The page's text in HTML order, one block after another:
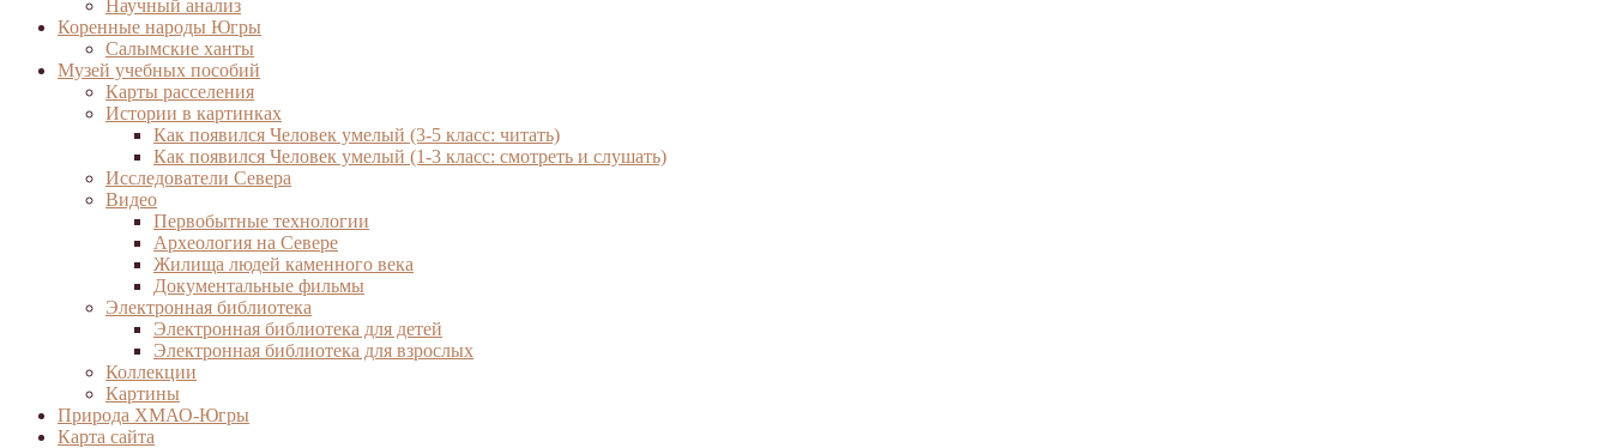
Научный анализ
Коренные народы Югры
Салымские ханты
Музей учебных пособий
Карты расселения
Истории в картинках
Как появился Человек умелый (3-5 класс: читать)
Как появился Человек умелый (1-3 класс: смотреть и слушать)
Исследователи Севера
Видео
Первобытные технологии
Археология на Севере
Жилища людей каменного века
Документальные фильмы
Электронная библиотека
Электронная библиотека для детей
Электронная библиотека для взрослых
Коллекции
Картины
Природа ХМАО-Югры
Карта сайта